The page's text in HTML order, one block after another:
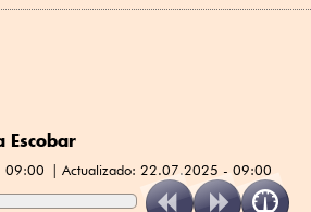
Escobar
09:00 Actualizado: 22.07.2025 - 09:00